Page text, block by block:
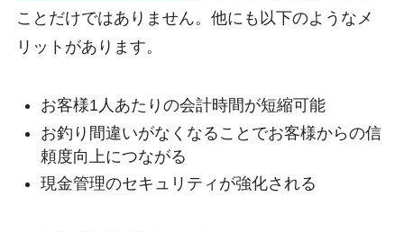
ことだけではありません。他にも以下のようなメ
リットがあります。
お客様1人あたりの会計時間が短縮可能
お釣り間違いがなくなることでお客様からの信
頼度向上につながる
現金管理のセキュリティが強化される